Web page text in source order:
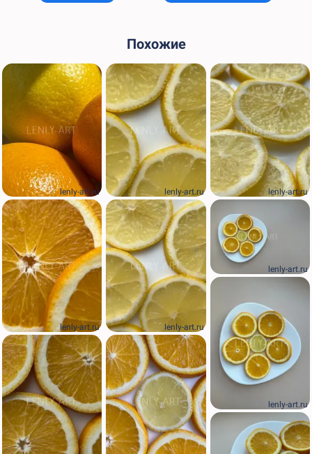
Похожие
lenly-art.ru
lenly-art.ru
lenly-art.ru
lenly-art.ru
lenly-art.ru
lenly-art.ru
lenly-art.ru